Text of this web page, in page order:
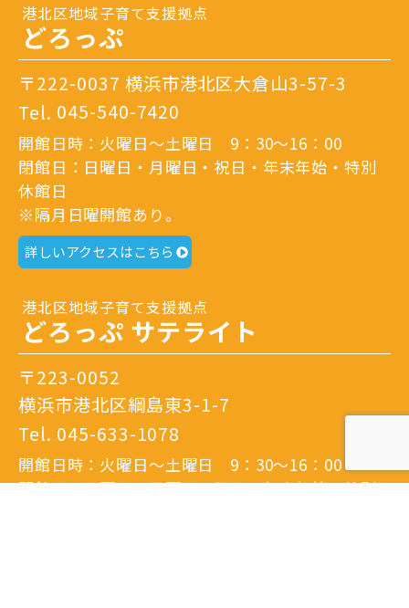
港北区地域子育て支援拠点
どろっぷ
〒222-0037 横浜市港北区大倉山3-57-3
Tel. 045-540-7420
開館日時：火曜日～土曜日 9：30～16：00
閉館日：日曜日・月曜日・祝日・年末年始・特別
休館日
※隔月日曜開館あり。
詳しいアクセスはこちら
港北区地域子育て支援拠点
どろっぷ サテライト
〒223-0052
横浜市港北区綱島東3-1-7
Tel. 045-633-1078
開館日時：火曜日～土曜日 9：30～16：00
閉館日：日曜日・月曜日・祝日・年末年始・特別